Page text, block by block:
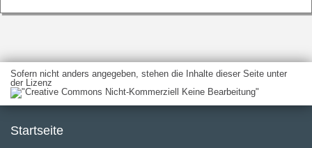
Sofern nicht anders angegeben, stehen die Inhalte dieser Seite unter
der Lizenz
Startseite